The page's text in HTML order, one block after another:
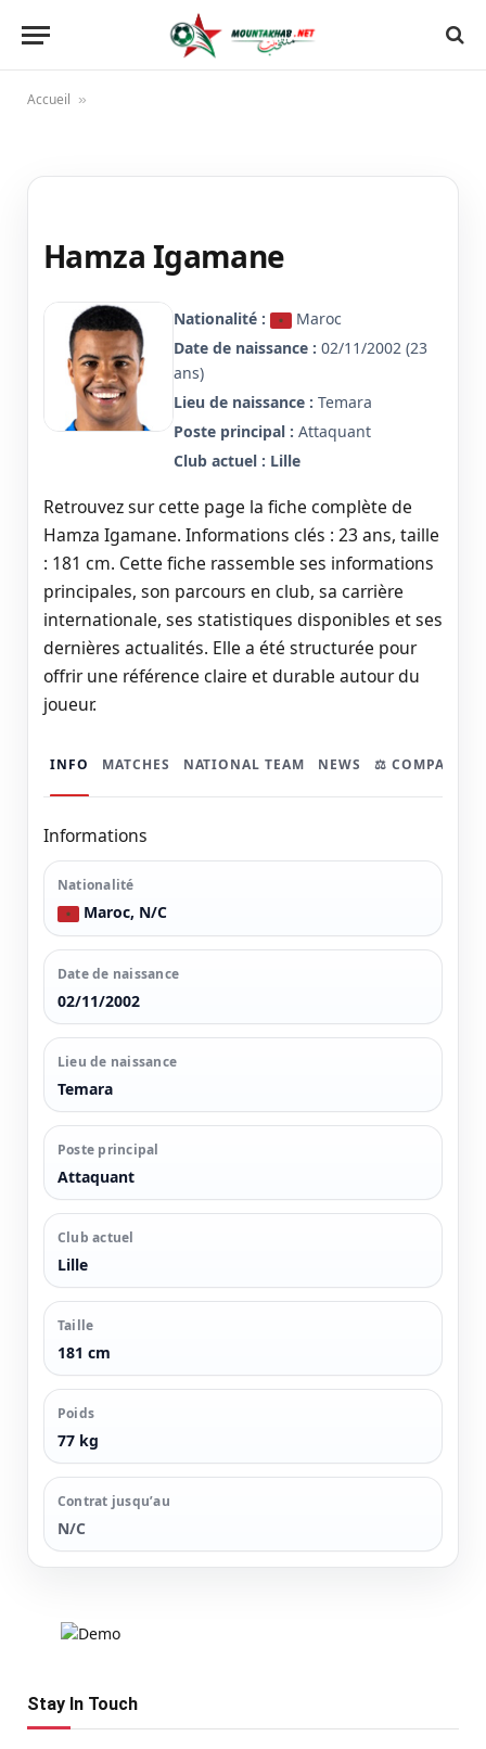
Accueil »
Hamza Igamane
Nationalité :
Maroc
Date de naissance : 02/11/2002 (23
ans)
Lieu de naissance : Temara
Poste principal : Attaquant
Club actuel : Lille
Retrouvez sur cette page la fiche complète de
Hamza Igamane. Informations clés : 23 ans, taille
: 181 cm. Cette fiche rassemble ses informations
principales, son parcours en club, sa carrière
internationale, ses statistiques disponibles et ses
dernières actualités. Elle a été structurée pour
offrir une référence claire et durable autour du
joueur.
INFO MATCHES NATIONAL TEAM NEWS ⚖️ COMPARER
Informations
Nationalité
Maroc, N/C
Date de naissance
02/11/2002
Lieu de naissance
Temara
Poste principal
Attaquant
Club actuel
Lille
Taille
181 cm
Poids
77 kg
Contrat jusqu’au
N/C
Stay In Touch